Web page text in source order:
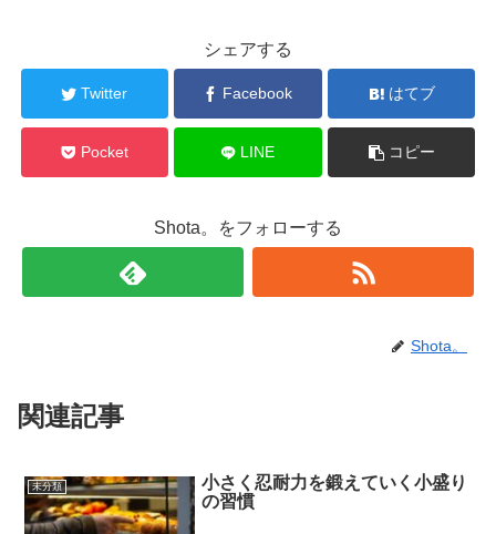
シェアする
Twitter Facebook はてブ
Pocket LINE コピー
Shota。をフォローする
Shota。
関連記事
未分類
小さく忍耐力を鍛えていく小盛り
の習慣